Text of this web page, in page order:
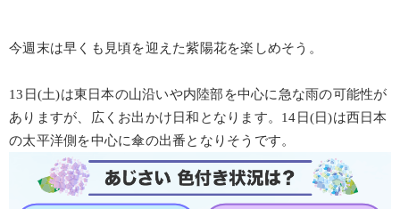
今週末は早くも見頃を迎えた紫陽花を楽しめそう。
13日(土)は東日本の山沿いや内陸部を中心に急な雨の可能性が
ありますが、広くお出かけ日和となります。14日(日)は西日本
の太平洋側を中心に傘の出番となりそうです。